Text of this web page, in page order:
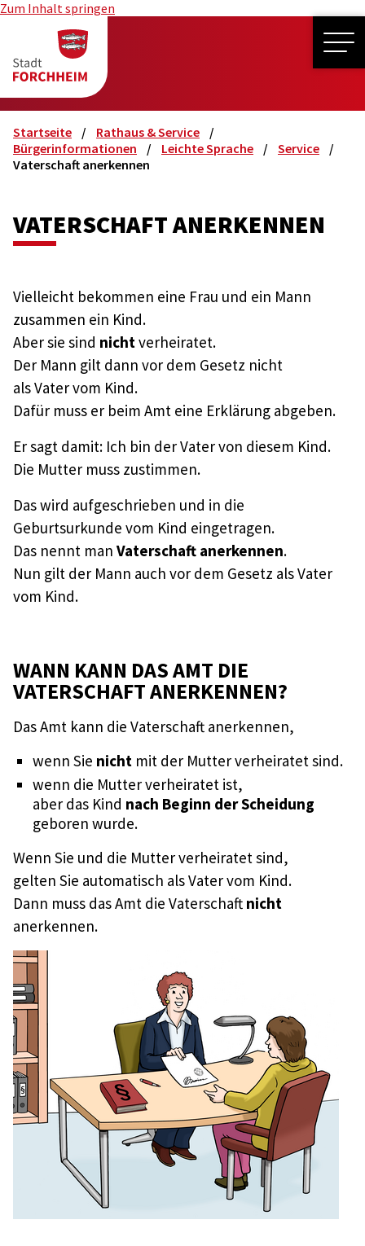
Zum Inhalt springen
Startseite
Rathaus & Service
Bürgerinformationen
Leichte Sprache
Service
Vaterschaft anerkennen
VATERSCHAFT ANERKENNEN
Vielleicht bekommen eine Frau und ein Mann
zusammen ein Kind.
Aber sie sind nichtverheiratet.
Der Mann gilt dann vor dem Gesetz nicht
als Vater vom Kind.
Dafür muss er beim Amt eine Erklärung abgeben.
Er sagt damit: Ich bin der Vater von diesem Kind.
Die Mutter muss zustimmen.
Das wird aufgeschrieben und in die
Geburtsurkunde vom Kind eingetragen.
Das nennt man Vaterschaft anerkennen.
Nun gilt der Mann auch vor dem Gesetz als Vater
vom Kind.
WANN KANN DAS AMT DIE
VATERSCHAFT ANERKENNEN?
Das Amt kann die Vaterschaft anerkennen,
wenn Sie nichtmit der Mutter verheiratet sind.
wenn die Mutter verheiratet ist,
aber das Kind nach Beginn der Scheidung
geboren wurde.
Wenn Sie und die Mutter verheiratet sind,
gelten Sie automatisch als Vater vom Kind.
Dann muss das Amt die Vaterschaft nicht
anerkennen.